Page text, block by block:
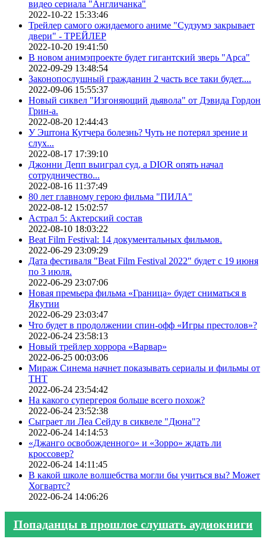
видео сериала "Англичанка"
2022-10-22 15:33:46
Трейлер самого ожидаемого аниме "Судзумэ закрывает
двери" - ТРЕЙЛЕР
2022-10-20 19:41:50
В новом анимэпроекте будет гигантский зверь "Арса"
2022-09-29 13:48:54
Законопослушный гражданин 2 часть все таки будет....
2022-09-06 15:55:37
Новый сиквел "Изгоняющий дьявола" от Дэвида Гордон
Грин-а.
2022-08-20 12:44:43
У Эштона Кутчера болезнь? Чуть не потерял зрение и
слух...
2022-08-17 17:39:10
Джонни Депп выиграл суд, а DIOR опять начал
сотрудничество...
2022-08-16 11:37:49
80 лет главному герою фильма "ПИЛА"
2022-08-12 15:02:57
Астрал 5: Актерский состав
2022-08-10 18:03:22
Beat Film Festival: 14 документальных фильмов.
2022-06-29 23:09:29
Дата фестиваля "Beat Film Festival 2022" будет с 19 июня
по 3 июля.
2022-06-29 23:07:06
Новая премьера фильма «Граница» будет сниматься в
Якутии
2022-06-29 23:03:47
Что будет в продолжении спин-офф «Игры престолов»?
2022-06-24 23:58:13
Новый трейлер хоррора «Варвар»
2022-06-25 00:03:06
Мираж Синема начнет показывать сериалы и фильмы от
ТНТ
2022-06-24 23:54:42
На какого супергероя больше всего похож?
2022-06-24 23:52:38
Сыграет ли Леа Сейду в сиквеле "Дюна"?
2022-06-24 14:14:53
«Джанго освобожденного» и «Зорро» ждать ли
кроссовер?
2022-06-24 14:11:45
В какой школе волшебства могли бы учиться вы? Может
Хогвартс?
2022-06-24 14:06:26
Попаданцы в прошлое слушать аудиокниги